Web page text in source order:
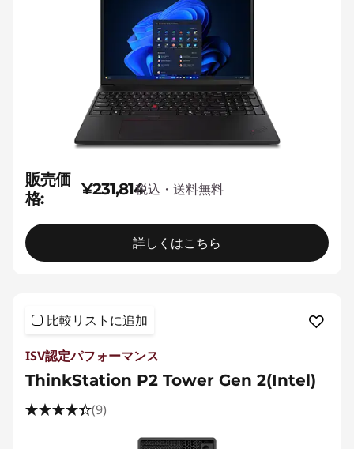
販売価
格:
¥231,814税込・送料無料
詳しくはこちら
比較リストに追加
ISV認定パフォーマンス
ThinkStation P2 Tower Gen 2(Intel)
(9)